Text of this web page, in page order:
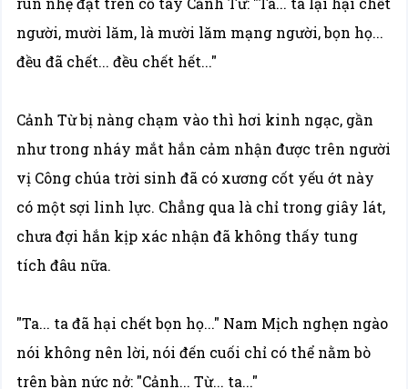
người, mười lăm, là mười lăm mạng người, bọn họ...
đều đã chết... đều chết hết..."
Cảnh Từ bị nàng chạm vào thì hơi kinh ngạc, gần
như trong nháy mắt hắn cảm nhận được trên người
vị Công chúa trời sinh đã có xương cốt yếu ớt này
có một sợi linh lực. Chẳng qua là chỉ trong giây lát,
chưa đợi hắn kịp xác nhận đã không thấy tung
tích đâu nữa.
"Ta... ta đã hại chết bọn họ..." Nam Mịch nghẹn ngào
nói không nên lời, nói đến cuối chỉ có thể nằm bò
trên bàn nức nở: "Cảnh... Từ... ta..."